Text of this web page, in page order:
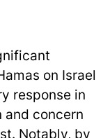
on Israel
response in
and concern
Notably, by